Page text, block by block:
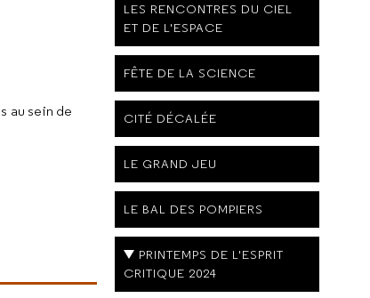
au sein de
LES RENCONTRES DU CIEL
ET DE L'ESPACE
FÊTE DE LA SCIENCE
CITÉ DÉCALÉE
LE GRAND JEU
LE BAL DES POMPIERS
PRINTEMPS DE L'ESPRIT
CRITIQUE 2024